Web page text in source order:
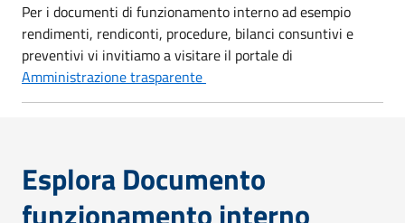
Per i documenti di funzionamento interno ad esempio
rendimenti, rendiconti, procedure, bilanci consuntivi e
preventivi vi invitiamo a visitare il portale di
Amministrazione trasparente
Esplora Documento